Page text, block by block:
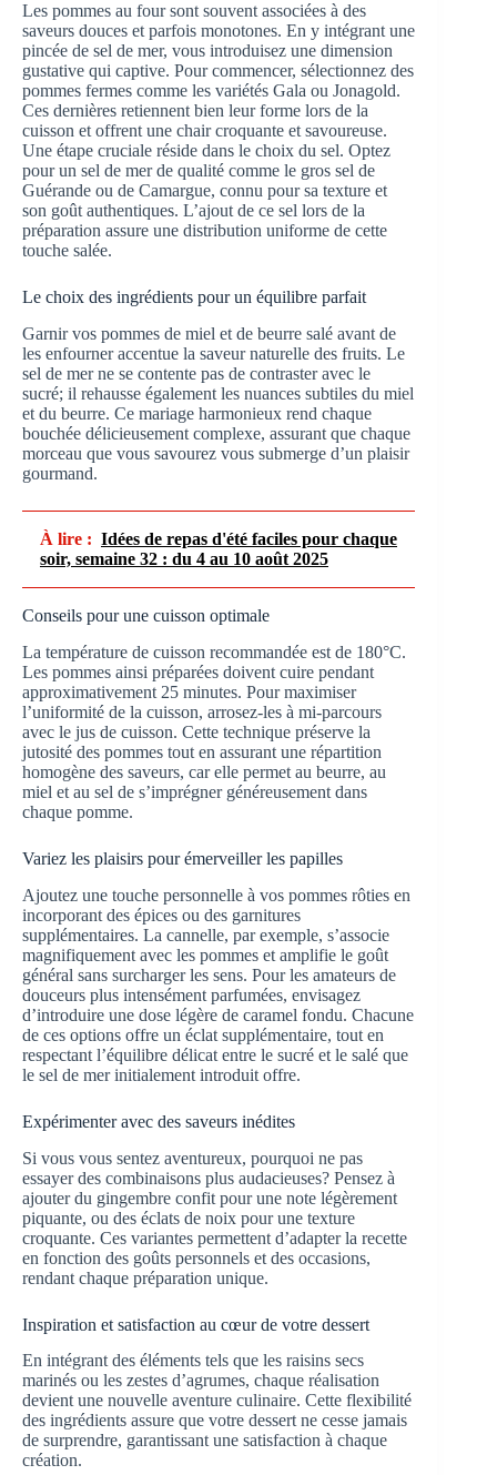
Les pommes au four sont souvent associées à des
saveurs douces et parfois monotones. En y intégrant une
pincée de sel de mer, vous introduisez une dimension
gustative qui captive. Pour commencer, sélectionnez des
pommes fermes comme les variétés Gala ou Jonagold.
Ces dernières retiennent bien leur forme lors de la
cuisson et offrent une chair croquante et savoureuse.
Une étape cruciale réside dans le choix du sel. Optez
pour un sel de mer de qualité comme le gros sel de
Guérande ou de Camargue, connu pour sa texture et
son goût authentiques. L’ajout de ce sel lors de la
préparation assure une distribution uniforme de cette
touche salée.
Le choix des ingrédients pour un équilibre parfait
Garnir vos pommes de miel et de beurre salé avant de
les enfourner accentue la saveur naturelle des fruits. Le
sel de mer ne se contente pas de contraster avec le
sucré; il rehausse également les nuances subtiles du miel
et du beurre. Ce mariage harmonieux rend chaque
bouchée délicieusement complexe, assurant que chaque
morceau que vous savourez vous submerge d’un plaisir
gourmand.
À lire : Idées de repas d'été faciles pour chaque
soir, semaine 32 : du 4 au 10 août 2025
Conseils pour une cuisson optimale
La température de cuisson recommandée est de 180°C.
Les pommes ainsi préparées doivent cuire pendant
approximativement 25 minutes. Pour maximiser
l’uniformité de la cuisson, arrosez-les à mi-parcours
avec le jus de cuisson. Cette technique préserve la
jutosité des pommes tout en assurant une répartition
homogène des saveurs, car elle permet au beurre, au
miel et au sel de s’imprégner généreusement dans
chaque pomme.
Variez les plaisirs pour émerveiller les papilles
Ajoutez une touche personnelle à vos pommes rôties en
incorporant des épices ou des garnitures
supplémentaires. La cannelle, par exemple, s’associe
magnifiquement avec les pommes et amplifie le goût
général sans surcharger les sens. Pour les amateurs de
douceurs plus intensément parfumées, envisagez
d’introduire une dose légère de caramel fondu. Chacune
de ces options offre un éclat supplémentaire, tout en
respectant l’équilibre délicat entre le sucré et le salé que
le sel de mer initialement introduit offre.
Expérimenter avec des saveurs inédites
Si vous vous sentez aventureux, pourquoi ne pas
essayer des combinaisons plus audacieuses? Pensez à
ajouter du gingembre confit pour une note légèrement
piquante, ou des éclats de noix pour une texture
croquante. Ces variantes permettent d’adapter la recette
en fonction des goûts personnels et des occasions,
rendant chaque préparation unique.
Inspiration et satisfaction au cœur de votre dessert
En intégrant des éléments tels que les raisins secs
marinés ou les zestes d’agrumes, chaque réalisation
devient une nouvelle aventure culinaire. Cette flexibilité
des ingrédients assure que votre dessert ne cesse jamais
de surprendre, garantissant une satisfaction à chaque
création.